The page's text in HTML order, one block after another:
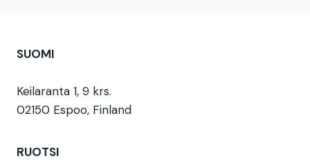
SUOMI
Keilaranta 1, 9 krs.
02150 Espoo, Finland
RUOTSI